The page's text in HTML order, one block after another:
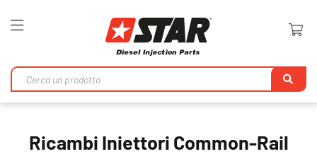
Toggle
Ricambi Iniettori Common-Rail